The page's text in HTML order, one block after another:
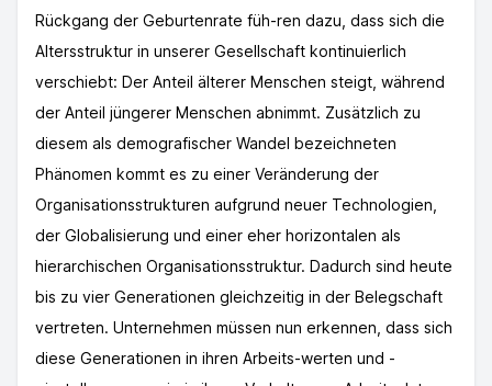
Rückgang der Geburtenrate füh-ren dazu, dass sich die
Altersstruktur in unserer Gesellschaft kontinuierlich
verschiebt: Der Anteil älterer Menschen steigt, während
der Anteil jüngerer Menschen abnimmt. Zusätzlich zu
diesem als demografischer Wandel bezeichneten
Phänomen kommt es zu einer Veränderung der
Organisationsstrukturen aufgrund neuer Technologien,
der Globalisierung und einer eher horizontalen als
hierarchischen Organisationsstruktur. Dadurch sind heute
bis zu vier Generationen gleichzeitig in der Belegschaft
vertreten. Unternehmen müssen nun erkennen, dass sich
diese Generationen in ihren Arbeits-werten und -